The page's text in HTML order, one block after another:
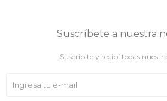
Suscríbete a nuestra
¡Suscribite y recibí todas